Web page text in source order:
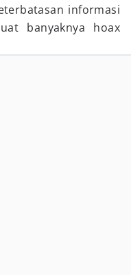
informasi
banyaknya hoax